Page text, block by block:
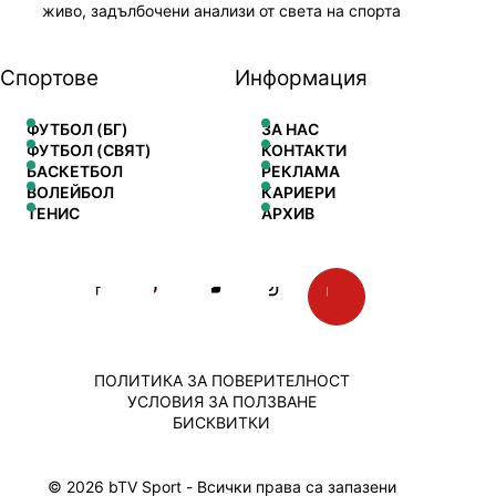
живо, задълбочени анализи от света на спорта
Спортове
ФУТБОЛ (БГ)
ФУТБОЛ (СВЯТ)
БАСКЕТБОЛ
ВОЛЕЙБОЛ
ТЕНИС
Информация
ЗА НАС
КОНТАКТИ
РЕКЛАМА
КАРИЕРИ
АРХИВ
© 2026 bTV Sport - Всички права са запазени
ПОЛИТИКА ЗА ПОВЕРИТЕЛНОСТ
УСЛОВИЯ ЗА ПОЛЗВАНЕ
БИСКВИТКИ